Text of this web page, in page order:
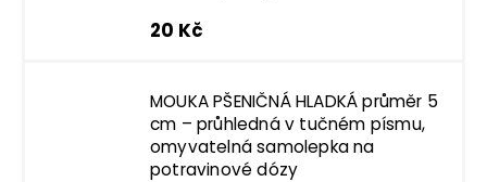
20 Kč
MOUKA PŠENIČNÁ HLADKÁ průměr 5
cm – průhledná v tučném písmu,
omyvatelná samolepka na
potravinové dózy